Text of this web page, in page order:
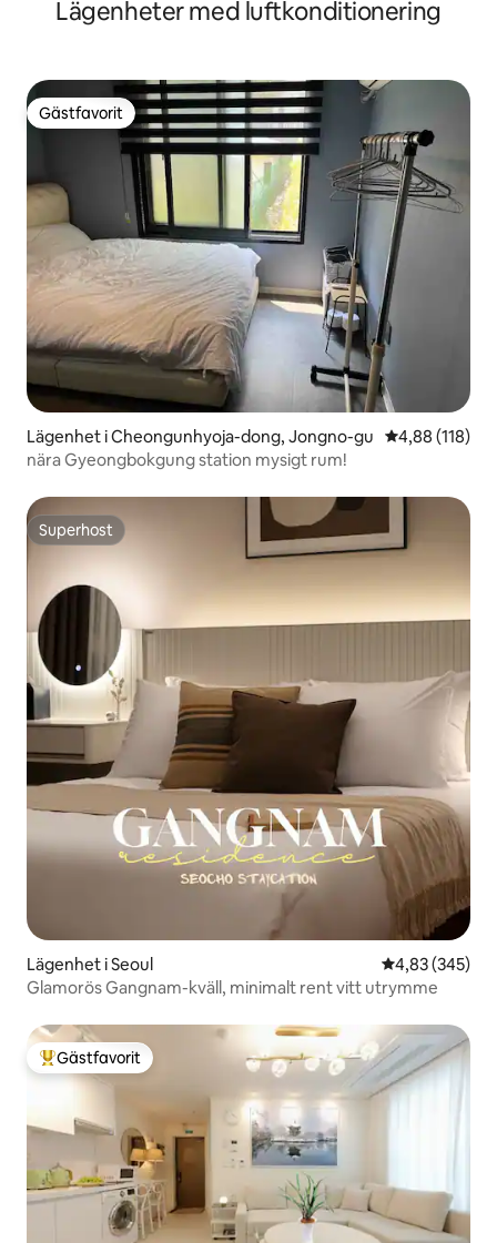
tunnelbanan, 2 minuter till Gyeongbokgung-palatset, 6
minuter till Jongno, 12 minuter till Myeong-dong, 20
Lägenheter med luftkonditionering
Gästfavorit
Gästfavorit
Lägenhet i Cheongunhyoja-dong, Jongno-gu 4,88 av 5 i
4,88 (118)
nära Gyeongbokgung station mysigt rum!
Superhost
Superhost
Lägenhet i Seoul 4,83 av 5 i
4,83 (345)
Glamorös Gangnam-kväll, minimalt rent vitt utrymme
Populär gästfavorit
Gästfavorit